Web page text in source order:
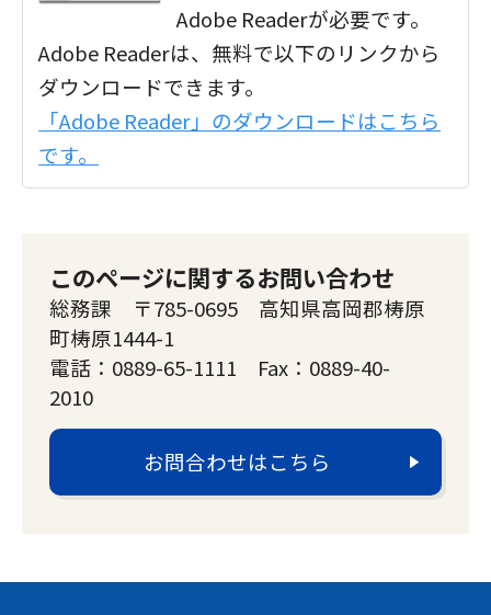
Adobe Readerが必要です。
Adobe Readerは、無料で以下のリンクから
ダウンロードできます。
「Adobe Reader」のダウンロードはこちら
です。
このページに関するお問い合わせ
総務課 〒785-0695 高知県高岡郡梼原
町梼原1444-1
電話：0889-65-1111 Fax：0889-40-
2010
お問合わせはこちら